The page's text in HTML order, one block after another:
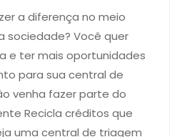
a diferença no meio
sociedade? Você quer
e ter mais oportunidades
para sua central de
venha fazer parte do
Recicla créditos que
uma central de triagem